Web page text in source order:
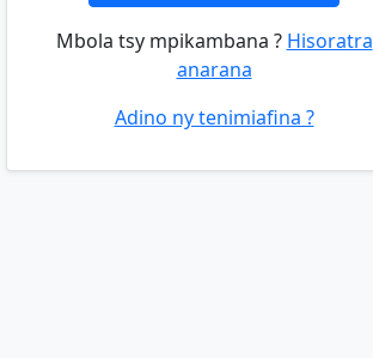
Mbola tsy mpikambana ? Hisoratra
anarana
Adino ny tenimiafina ?